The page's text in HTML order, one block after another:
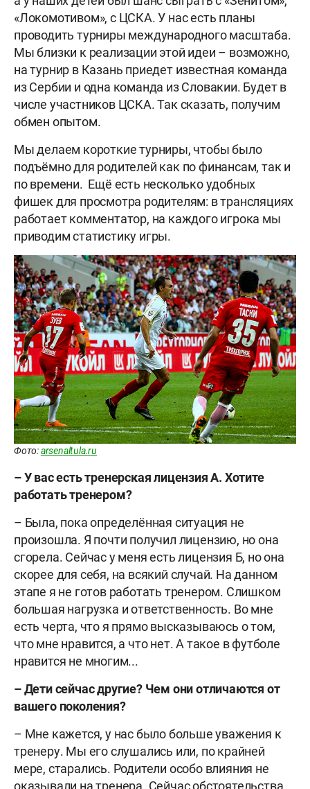
«Локомотивом», с ЦСКА. У нас есть планы
проводить турниры международного масштаба.
Мы близки к реализации этой идеи – возможно,
на турнир в Казань приедет известная команда
из Сербии и одна команда из Словакии. Будет в
числе участников ЦСКА. Так сказать, получим
обмен опытом.
Мы делаем короткие турниры, чтобы было
подъёмно для родителей как по финансам, так и
по времени. Ещё есть несколько удобных
фишек для просмотра родителям: в трансляциях
работает комментатор, на каждого игрока мы
приводим статистику игры.
Фото:arsenaltula.ru
– У вас есть тренерская лицензия А. Хотите
работать тренером?
– Была, пока определённая ситуация не
произошла. Я почти получил лицензию, но она
сгорела. Сейчас у меня есть лицензия Б, но она
скорее для себя, на всякий случай. На данном
этапе я не готов работать тренером. Слишком
большая нагрузка и ответственность. Во мне
есть черта, что я прямо высказываюсь о том,
что мне нравится, а что нет. А такое в футболе
нравится не многим...
– Дети сейчас другие? Чем они отличаются от
вашего поколения?
– Мне кажется, у нас было больше уважения к
тренеру. Мы его слушались или, по крайней
мере, старались. Родители особо влияния не
оказывали на тренера. Сейчас обстоятельства